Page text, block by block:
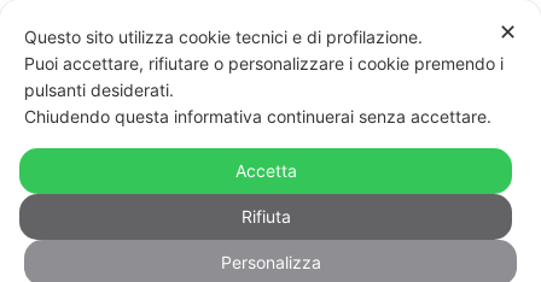
Un’altra aggressione omofoba,
questa volta a Parma
✕
Questo sito utilizza cookie tecnici e di profilazione.
Puoi accettare, rifiutare o personalizzare i cookie premendo i
pulsanti desiderati.
Chiudendo questa informativa continuerai senza accettare.
Accetta
Rifiuta
Personalizza